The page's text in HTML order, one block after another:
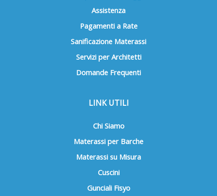
Assistenza
Pagamenti a Rate
Sanificazione Materassi
Servizi per Architetti
Domande Frequenti
LINK UTILI
Chi Siamo
Materassi per Barche
Materassi su Misura
Cuscini
Gunciali Fisyo